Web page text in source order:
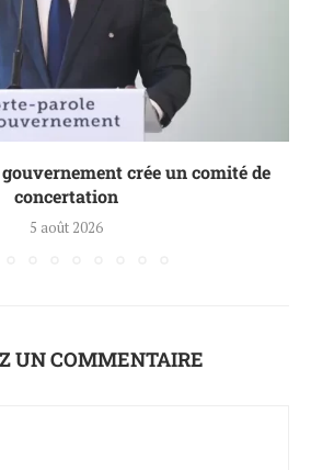
crée un comité de
concertation
5 août 2026
UN COMMENTAIRE